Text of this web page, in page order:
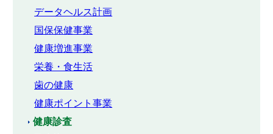
データヘルス計画
国保保健事業
健康増進事業
栄養・食生活
歯の健康
健康ポイント事業
健康診査